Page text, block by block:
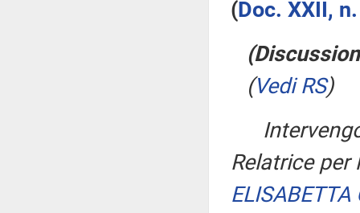
(Doc. XXII,
(Vedi RS)
Relatrice per
ELISABETTA